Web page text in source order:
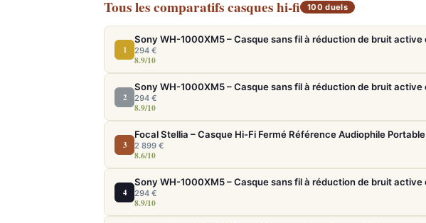
Tous les comparatifs casques hi-fi 100 duels
1 294 €
8.9/10
2 294 €
8.9/10
3
Focal Stellia – Casque Hi-Fi Fermé Référence Audiophile Portable
2 899 €
8.6/10
4 294 €
8.9/10